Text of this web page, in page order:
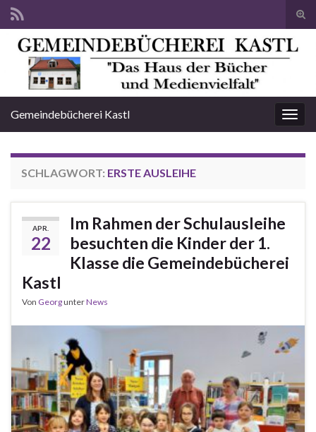
Search for:
Gemeindebücherei Kastl
SCHLAGWORT: ERSTE AUSLEIHE
APR.
22
Im Rahmen der Schulausleihe
besuchten die Kinder der 1.
Klasse die Gemeindebücherei
Kastl
Von GeorgunterNews